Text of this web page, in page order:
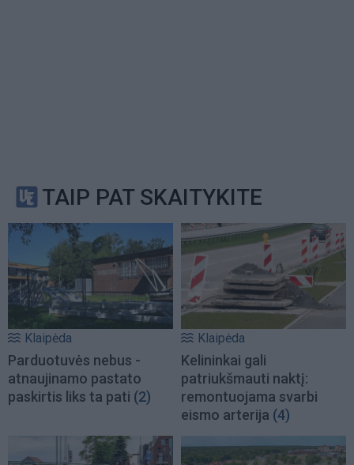
TAIP PAT SKAITYKITE
Klaipėda
Parduotuvės nebus -
atnaujinamo pastato
paskirtis liks ta pati (2)
Klaipėda
Kelininkai gali
patriukšmauti naktį:
remontuojama svarbi
eismo arterija (4)